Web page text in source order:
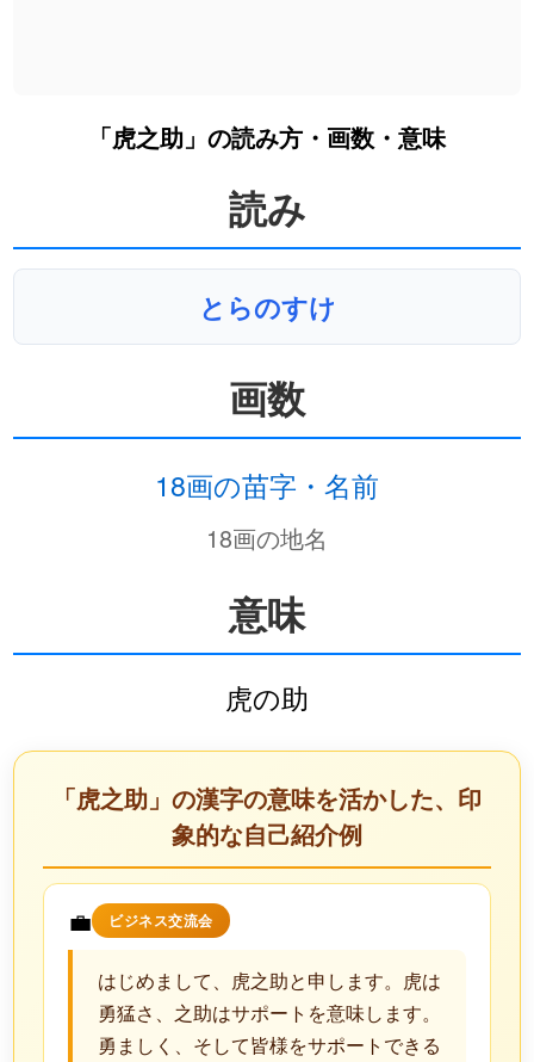
「虎之助」の読み方・画数・意味
読み
とらのすけ
画数
18画の苗字・名前
18画の地名
意味
虎の助
「虎之助」の漢字の意味を活かした、印
象的な自己紹介例
💼 ビジネス交流会
はじめまして、虎之助と申します。虎は
勇猛さ、之助はサポートを意味します。
勇ましく、そして皆様をサポートできる